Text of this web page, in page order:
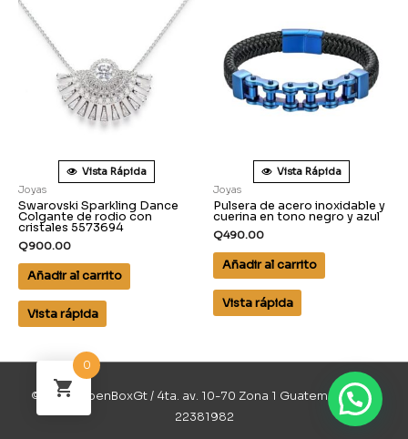
Vista Rápida
Joyas
Swarovski Sparkling Dance
Colgante de rodio con
cristales 5573694
Q900.00
Añadir al carrito
Vista rápida
Vista Rápida
Joyas
Pulsera de acero inoxidable y
cuerina en tono negro y azul
Q490.00
Añadir al carrito
Vista rápida
© 2026 OpenBoxGt / 4ta. av. 10-70 Zona 1 Guatemala / 502
22381982
0